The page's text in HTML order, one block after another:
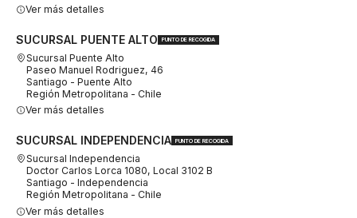
Ver más detalles
SUCURSAL PUENTE ALTO PUNTO DE RECOGIDA
Sucursal Puente Alto
Paseo Manuel Rodriguez, 46
Santiago - Puente Alto
Región Metropolitana - Chile
Ver más detalles
SUCURSAL INDEPENDENCIA PUNTO DE RECOGIDA
Sucursal Independencia
Doctor Carlos Lorca 1080, Local 3102 B
Santiago - Independencia
Región Metropolitana - Chile
Ver más detalles